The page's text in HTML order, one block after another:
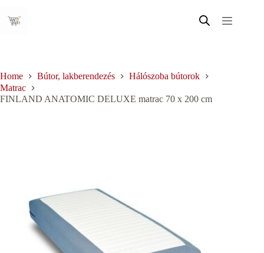
content
Home Bútor, lakberendezés
Hálószoba bútorok
Matrac
FINLAND ANATOMIC DELUXE matrac 70 x 200 cm